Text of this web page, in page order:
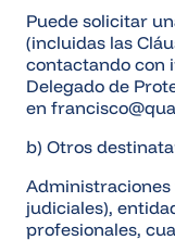
Puede solicitar
(incluidas las
contactando con
Delegado de
en francisco
b) Otros
Administraciones
judiciales),
profesionales,